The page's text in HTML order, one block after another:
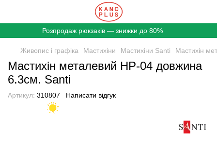
Розпродаж рюкзаків — знижки до 80%
Живопис і графіка Мастихіни Мастихіни Santi Мастихін
Мастихін металевий HP-04 довжина
6.3см. Santi
Артикул: 310807 Написати відгук